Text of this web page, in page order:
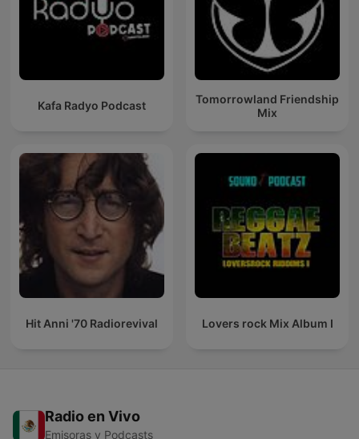
Kafa Radyo Podcast
Tomorrowland Friendship
Mix
Hit Anni '70 Radiorevival Lovers rock Mix Album I
Radio en Vivo
Emisoras y Podcasts